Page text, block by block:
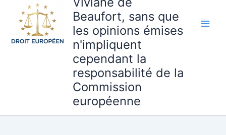
Beaufort, sans que
les opinions émises
n'impliquent
cependant la
responsabilité de la
Commission
européenne